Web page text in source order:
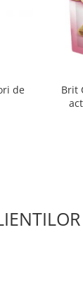
de
Brit